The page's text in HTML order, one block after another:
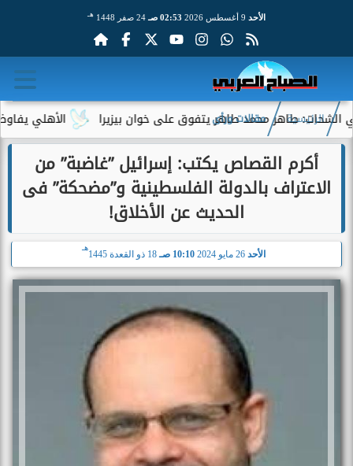
الأحد 02:53 صـ 24 صفر 1448 هـ
الأهلي يفاوض أحمد طاهر محمد طاهر يتفوق على خوان بيزيرا
الرئيسية مقالات ورأى
أكرم القصاص يكتب: إسرائيل ”غاضبة” من
الاعتراف بالدولة الفلسطينية و”مضحكة” فى
الحديث عن الأخلاق!
الأحد 26 مايو 2024 10:10 صـ 18 ذو القعدة 1445
هـ